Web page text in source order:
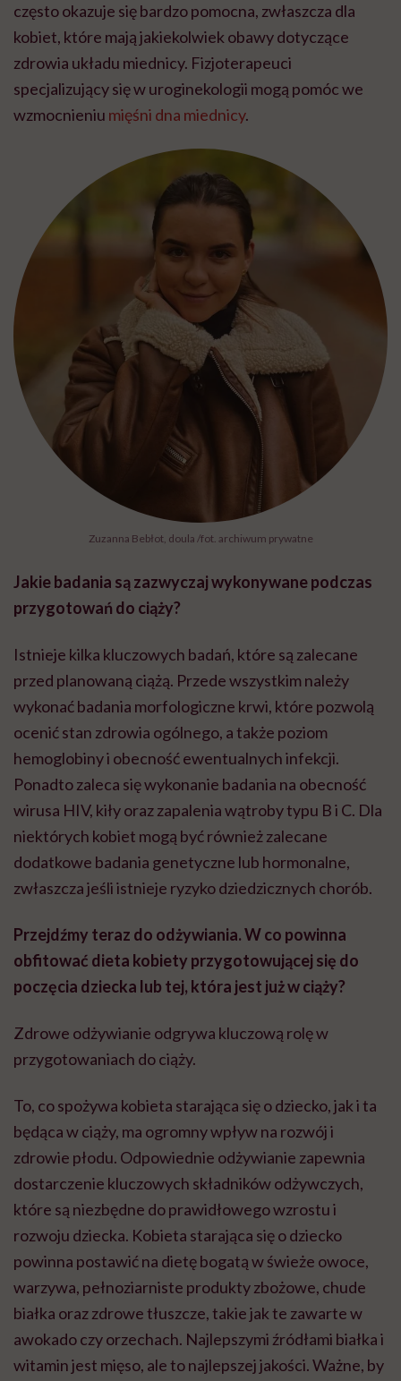
często okazuje się bardzo pomocna, zwłaszcza dla
kobiet, które mają jakiekolwiek obawy dotyczące
zdrowia układu miednicy. Fizjoterapeuci
specjalizujący się w uroginekologii mogą pomóc we
wzmocnieniu mięśni dna miednicy.
Zuzanna Bebłot, doula /fot. archiwum prywatne
Jakie badania są zazwyczaj wykonywane podczas
przygotowań do ciąży?
Istnieje kilka kluczowych badań, które są zalecane
przed planowaną ciążą. Przede wszystkim należy
wykonać badania morfologiczne krwi, które pozwolą
ocenić stan zdrowia ogólnego, a także poziom
hemoglobiny i obecność ewentualnych infekcji.
Ponadto zaleca się wykonanie badania na obecność
wirusa HIV, kiły oraz zapalenia wątroby typu B i C. Dla
niektórych kobiet mogą być również zalecane
dodatkowe badania genetyczne lub hormonalne,
zwłaszcza jeśli istnieje ryzyko dziedzicznych chorób.
Przejdźmy teraz do odżywiania. W co powinna
obfitować dieta kobiety przygotowującej się do
poczęcia dziecka lub tej, która jest już w ciąży?
Zdrowe odżywianie odgrywa kluczową rolę w
przygotowaniach do ciąży.
To, co spożywa kobieta starająca się o dziecko, jak i ta
będąca w ciąży, ma ogromny wpływ na rozwój i
zdrowie płodu. Odpowiednie odżywianie zapewnia
dostarczenie kluczowych składników odżywczych,
które są niezbędne do prawidłowego wzrostu i
rozwoju dziecka. Kobieta starająca się o dziecko
powinna postawić na dietę bogatą w świeże owoce,
warzywa, pełnoziarniste produkty zbożowe, chude
białka oraz zdrowe tłuszcze, takie jak te zawarte w
awokado czy orzechach. Najlepszymi źródłami białka i
witamin jest mięso, ale to najlepszej jakości. Ważne, by